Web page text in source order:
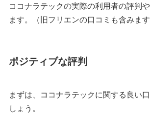
ココナラテックの実際の利用者の評判
ます。（旧フリエンの口コミも含みます
ポジティブな評判
まずは、ココナラテックに関する良い
しょう。